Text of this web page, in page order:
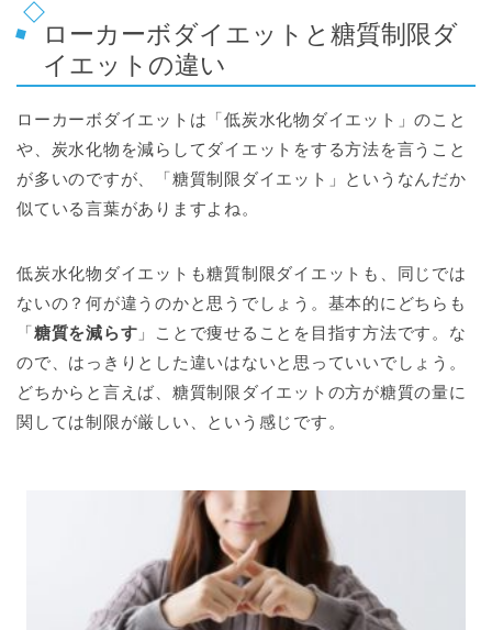
ローカーボダイエットと糖質制限ダ
イエットの違い
ローカーボダイエットは「低炭水化物ダイエット」のこと
や、炭水化物を減らしてダイエットをする方法を言うこと
が多いのですが、「糖質制限ダイエット」というなんだか
似ている言葉がありますよね。
低炭水化物ダイエットも糖質制限ダイエットも、同じでは
ないの？何が違うのかと思うでしょう。基本的にどちらも
「糖質を減らす 」ことで痩せることを目指す方法です。な
ので、はっきりとした違いはないと思っていいでしょう。
どちからと言えば、糖質制限ダイエットの方が糖質の量に
関しては制限が厳しい、という感じです。